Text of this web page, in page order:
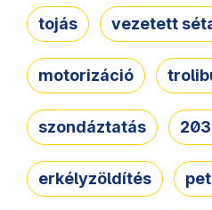
tojás vezetett
motorizáció
szondáztatás
erkélyzöldítés